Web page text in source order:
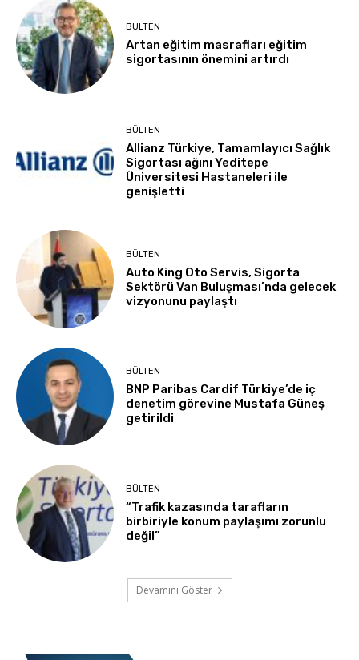
BÜLTEN
Artan eğitim masrafları eğitim
sigortasının önemini artırdı
BÜLTEN
Allianz Türkiye, Tamamlayıcı Sağlık
Sigortası ağını Yeditepe
Üniversitesi Hastaneleri ile
genişletti
BÜLTEN
Auto King Oto Servis, Sigorta
Sektörü Van Buluşması’nda gelecek
vizyonunu paylaştı
BÜLTEN
BNP Paribas Cardif Türkiye’de iç
denetim görevine Mustafa Güneş
getirildi
BÜLTEN
“Trafik kazasında tarafların
birbiriyle konum paylaşımı zorunlu
değil”
Devamını Göster